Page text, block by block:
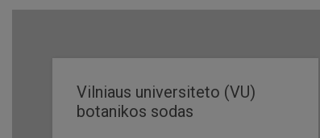
Vilniaus universiteto (VU)
botanikos sodas